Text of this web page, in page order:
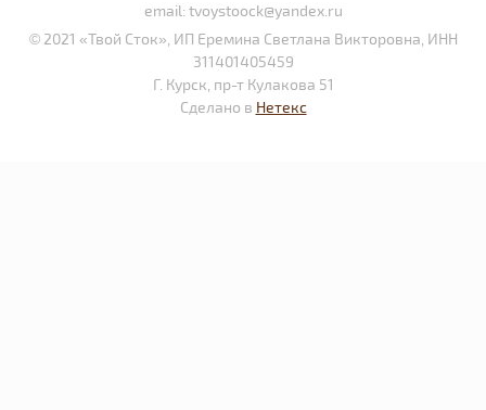
email: tvoystoock@yandex.ru
© 2021 «Твой Сток», ИП Еремина Светлана Викторовна, ИНН
311401405459
Г. Курск, пр-т Кулакова 51
Сделано в Нетекс